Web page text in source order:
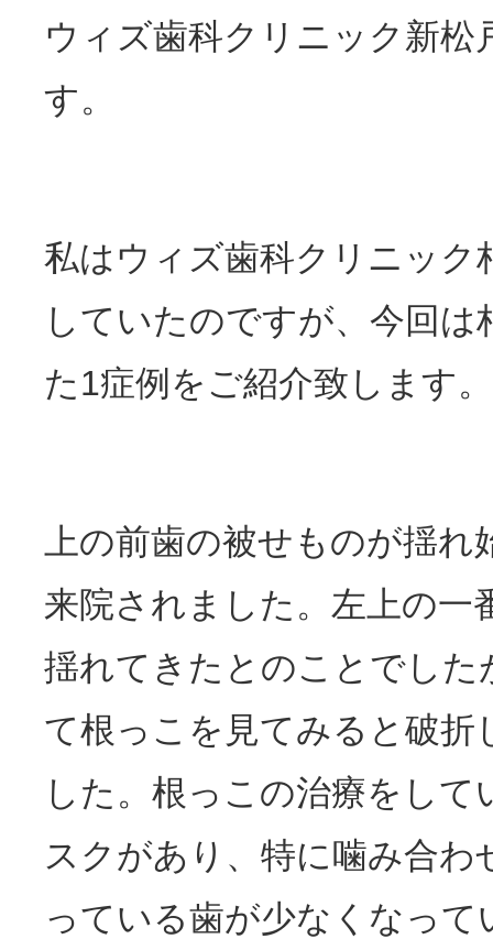
ウィズ歯科クリニック新松
す。
私はウィズ歯科クリニック
していたのですが、今回は
た1症例をご紹介致します。
上の前歯の被せものが揺
来院されました。左上の一
揺れてきたとのことでした
て根っこを見てみると破折
した。根っこの治療をして
スクがあり、特に噛み合わ
っている歯が少なくなっ